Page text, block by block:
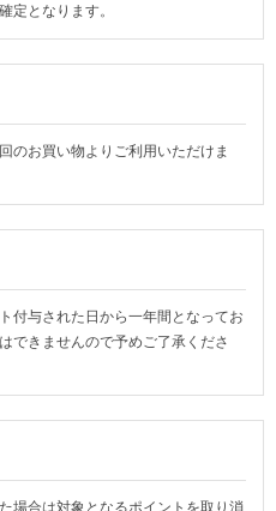
定となります。
のお買い物よりご利用いただけま
付与された日から一年間となってお
できませんので予めご了承くださ
場合は対象となるポイントを取り消